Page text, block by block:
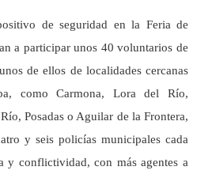
de seguridad en la Feria de
a participar unos 40 voluntarios de
de ellos de localidades cercanas
como Carmona, Lora del Río,
Posadas o Aguilar de la Frontera,
y seis policías municipales cada
y conflictividad, con más agentes a